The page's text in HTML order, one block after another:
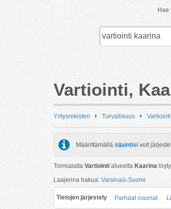
Hae
Vartiointi,
Yritysrekisteri Turvallisuus Vartiointi
Määrittämällä sijaintisi voit
Toimialalta Vartiointi alueelta Kaarina
Laajenna hakua: Varsinais-Suomi
Tietojen järjestely Parhaat osumat